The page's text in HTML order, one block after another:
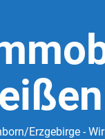
Erzgebirge -